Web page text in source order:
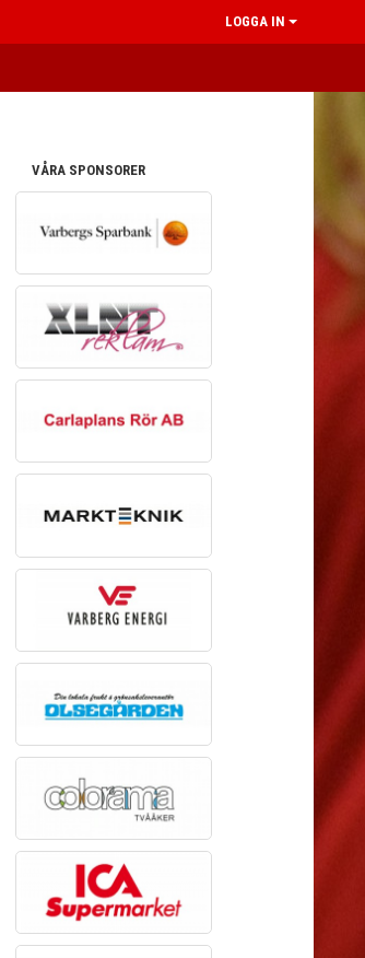
LOGGA IN
VÅRA SPONSORER